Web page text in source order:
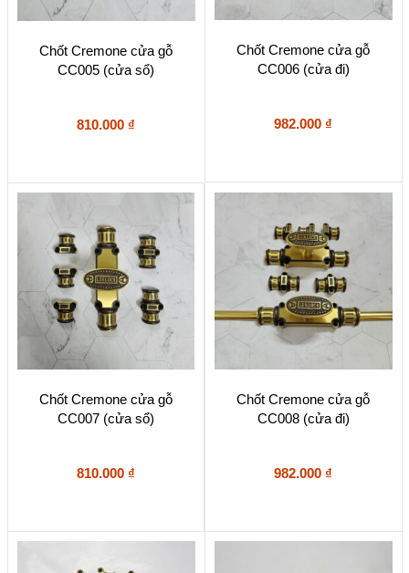
Chốt Cremone cửa gỗ
CC005 (cửa sổ)
810.000 ₫
Chốt Cremone cửa gỗ
CC006 (cửa đi)
982.000 ₫
Chốt Cremone cửa gỗ
CC007 (cửa sổ)
810.000 ₫
Chốt Cremone cửa gỗ
CC008 (cửa đi)
982.000 ₫